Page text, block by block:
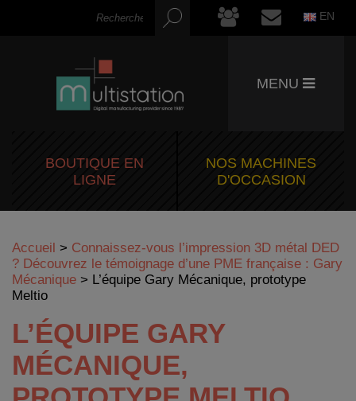
EN
MENU
BOUTIQUE EN
LIGNE
NOS MACHINES
D'OCCASION
Accueil > Connaissez-vous l’impression 3D métal DED
? Découvrez le témoignage d’une PME française : Gary
Mécanique > L’équipe Gary Mécanique, prototype
Meltio
L’ÉQUIPE GARY
MÉCANIQUE,